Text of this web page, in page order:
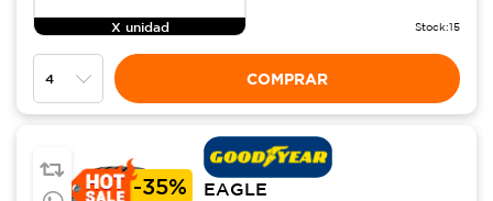
X unidad Stock:15
COMPRAR
-35%
EAGLE